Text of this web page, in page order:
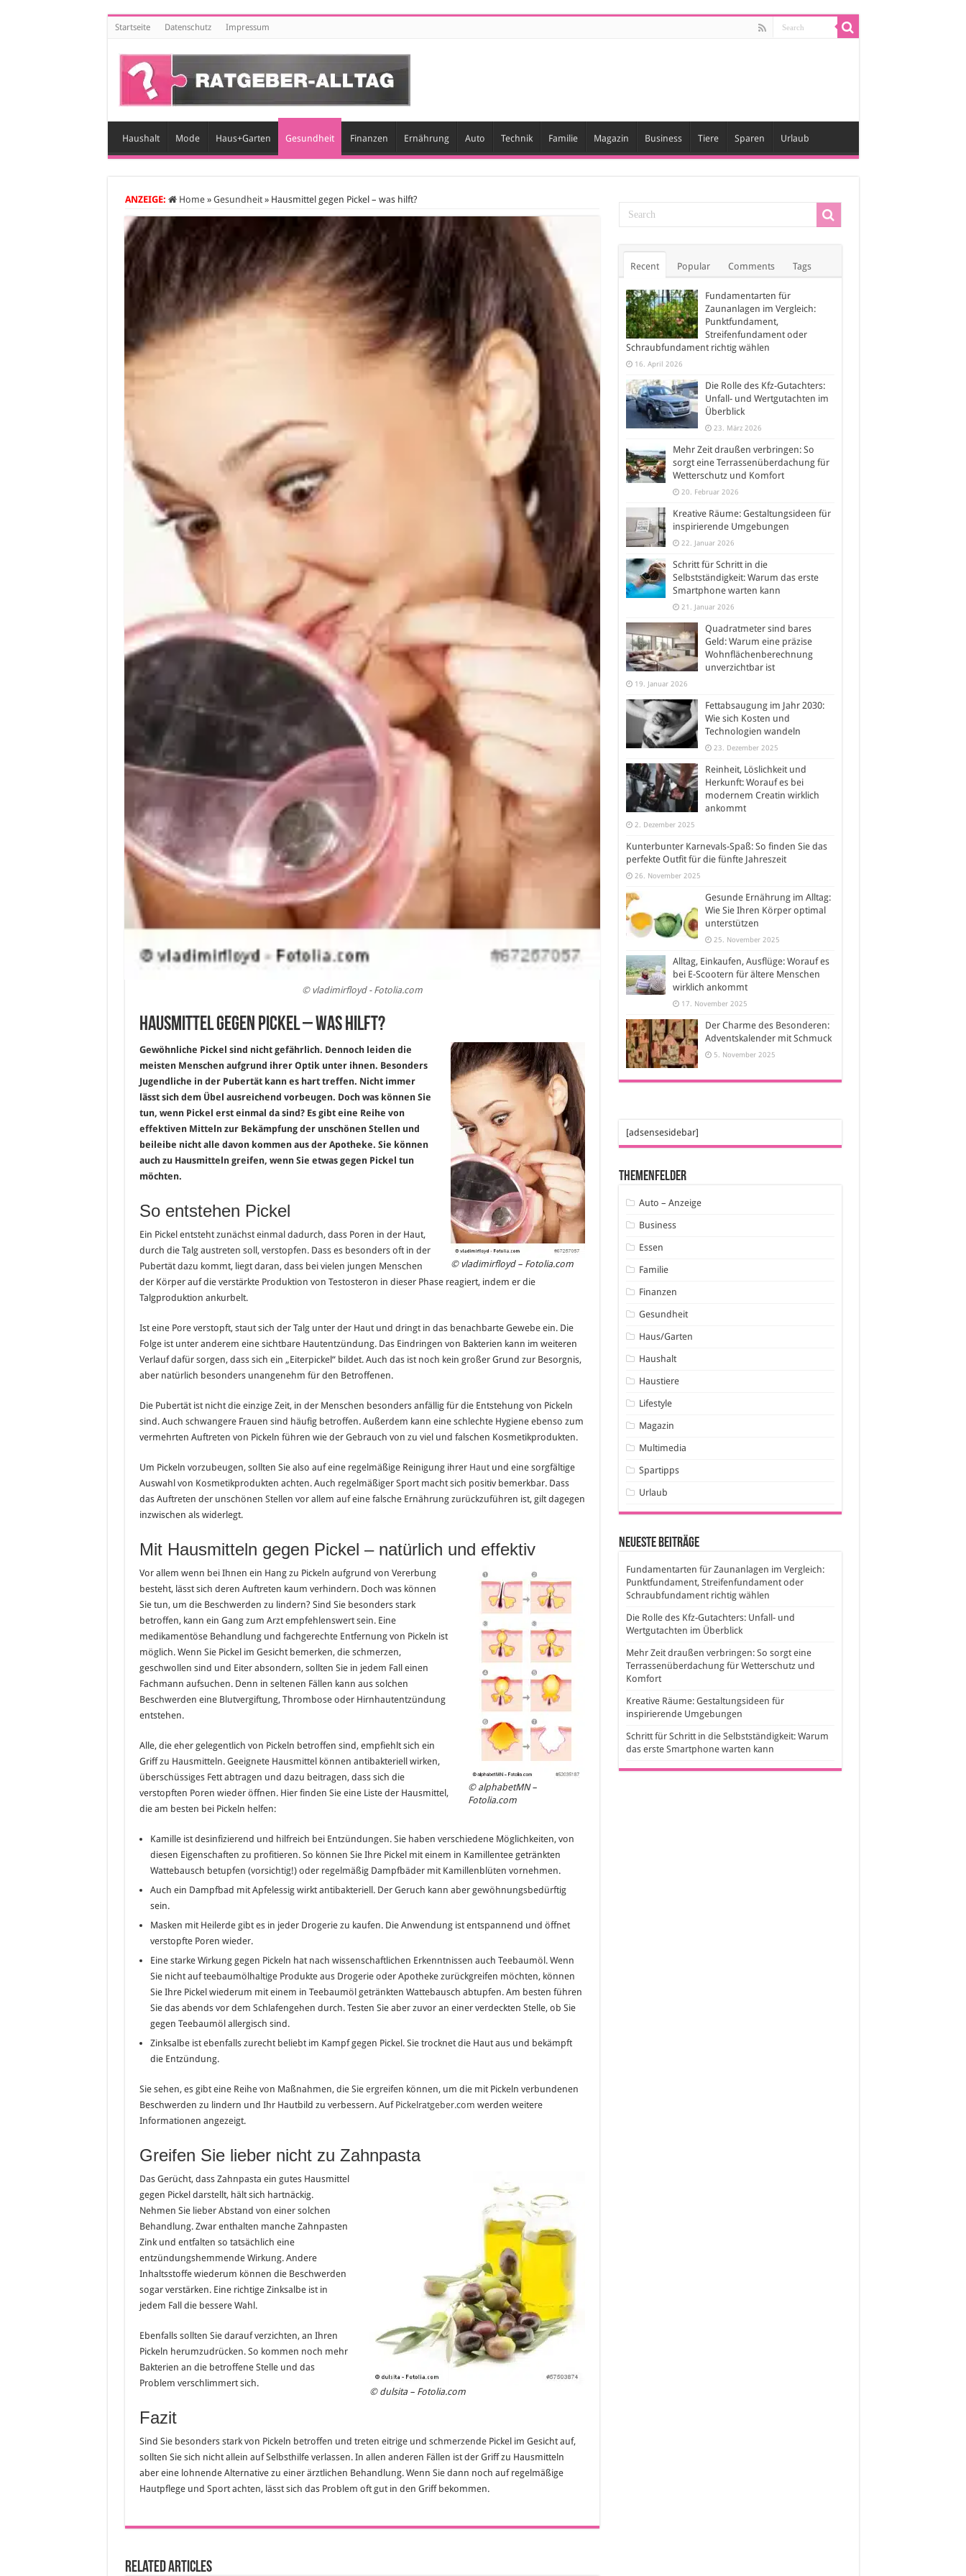
Startseite Datenschutz Impressum
Haushalt Mode Haus+Garten Gesundheit Finanzen Ernährung Auto Technik Familie Magazin Business Tiere Sparen Urlaub
ANZEIGE: Home » Gesundheit » Hausmittel gegen Pickel – was hilft?
© vladimirfloyd - Fotolia.com
Hausmittel gegen Pickel – was hilft?
© vladimirfloyd – Fotolia.com
Gewöhnliche Pickel sind nicht gefährlich. Dennoch leiden die
meisten Menschen aufgrund ihrer Optik unter ihnen. Besonders
Jugendliche in der Pubertät kann es hart treffen. Nicht immer
lässt sich dem Übel ausreichend vorbeugen. Doch was können Sie
tun, wenn Pickel erst einmal da sind? Es gibt eine Reihe von
effektiven Mitteln zur Bekämpfung der unschönen Stellen und
beileibe nicht alle davon kommen aus der Apotheke. Sie können
auch zu Hausmitteln greifen, wenn Sie etwas gegen Pickel tun
möchten.
So entstehen Pickel
Ein Pickel entsteht zunächst einmal dadurch, dass Poren in der Haut,
durch die Talg austreten soll, verstopfen. Dass es besonders oft in der
Pubertät dazu kommt, liegt daran, dass bei vielen jungen Menschen
der Körper auf die verstärkte Produktion von Testosteron in dieser Phase reagiert, indem er die
Talgproduktion ankurbelt.
Ist eine Pore verstopft, staut sich der Talg unter der Haut und dringt in das benachbarte Gewebe ein. Die
Folge ist unter anderem eine sichtbare Hautentzündung. Das Eindringen von Bakterien kann im weiteren
Verlauf dafür sorgen, dass sich ein „Eiterpickel“ bildet. Auch das ist noch kein großer Grund zur Besorgnis,
aber natürlich besonders unangenehm für den Betroffenen.
Die Pubertät ist nicht die einzige Zeit, in der Menschen besonders anfällig für die Entstehung von Pickeln
sind. Auch schwangere Frauen sind häufig betroffen. Außerdem kann eine schlechte Hygiene ebenso zum
vermehrten Auftreten von Pickeln führen wie der Gebrauch von zu viel und falschen Kosmetikprodukten.
Um Pickeln vorzubeugen, sollten Sie also auf eine regelmäßige Reinigung ihrer Hautund eine sorgfältige
Auswahl von Kosmetikprodukten achten. Auch regelmäßiger Sport macht sich positiv bemerkbar. Dass
das Auftreten der unschönen Stellen vor allem auf eine falsche Ernährung zurückzuführen ist, gilt dagegen
inzwischen als widerlegt.
Mit Hausmitteln gegen Pickel – natürlich und effektiv
© alphabetMN –
Fotolia.com
Vor allem wenn bei Ihnen ein Hang zu Pickeln aufgrund von Vererbung
besteht, lässt sich deren Auftreten kaum verhindern. Doch was können
Sie tun, um die Beschwerden zu lindern? Sind Sie besonders stark
betroffen, kann ein Gang zum Arzt empfehlenswert sein. Eine
medikamentöse Behandlung und fachgerechte Entfernung von Pickeln ist
möglich. Wenn Sie Pickel im Gesicht bemerken, die schmerzen,
geschwollen sind und Eiter absondern, sollten Sie in jedem Fall einen
Fachmann aufsuchen. Denn in seltenen Fällen kann aus solchen
Beschwerden eine Blutvergiftung, Thrombose oder Hirnhautentzündung
entstehen.
Alle, die eher gelegentlich von Pickeln betroffen sind, empfiehlt sich ein
Griff zu Hausmitteln. Geeignete Hausmittel können antibakteriell wirken,
überschüssiges Fett abtragen und dazu beitragen, dass sich die
verstopften Poren wieder öffnen. Hier finden Sie eine Liste der Hausmittel,
die am besten bei Pickeln helfen:
Kamille ist desinfizierend und hilfreich bei Entzündungen. Sie haben verschiedene Möglichkeiten, von
diesen Eigenschaften zu profitieren. So können Sie Ihre Pickel mit einem in Kamillentee getränkten
Wattebausch betupfen (vorsichtig!) oder regelmäßig Dampfbäder mit Kamillenblüten vornehmen.
Auch ein Dampfbad mit Apfelessig wirkt antibakteriell. Der Geruch kann aber gewöhnungsbedürftig
sein.
Masken mit Heilerde gibt es in jeder Drogerie zu kaufen. Die Anwendung ist entspannend und öffnet
verstopfte Poren wieder.
Eine starke Wirkung gegen Pickeln hat nach wissenschaftlichen Erkenntnissen auch Teebaumöl. Wenn
Sie nicht auf teebaumölhaltige Produkte aus Drogerie oder Apotheke zurückgreifen möchten, können
Sie Ihre Pickel wiederum mit einem in Teebaumöl getränkten Wattebausch abtupfen. Am besten führen
Sie das abends vor dem Schlafengehen durch. Testen Sie aber zuvor an einer verdeckten Stelle, ob Sie
gegen Teebaumöl allergisch sind.
Zinksalbe ist ebenfalls zurecht beliebt im Kampf gegen Pickel. Sie trocknet die Haut aus und bekämpft
die Entzündung.
Sie sehen, es gibt eine Reihe von Maßnahmen, die Sie ergreifen können, um die mit Pickeln verbundenen
Beschwerden zu lindern und Ihr Hautbild zu verbessern. Auf Pickelratgeber.com werden weitere
Informationen angezeigt.
Greifen Sie lieber nicht zu Zahnpasta
© dulsita – Fotolia.com
Das Gerücht, dass Zahnpasta ein gutes Hausmittel
gegen Pickel darstellt, hält sich hartnäckig.
Nehmen Sie lieber Abstand von einer solchen
Behandlung. Zwar enthalten manche Zahnpasten
Zink und entfalten so tatsächlich eine
entzündungshemmende Wirkung. Andere
Inhaltsstoffe wiederum können die Beschwerden
sogar verstärken. Eine richtige Zinksalbe ist in
jedem Fall die bessere Wahl.
Ebenfalls sollten Sie darauf verzichten, an Ihren
Pickeln herumzudrücken. So kommen noch mehr
Bakterien an die betroffene Stelle und das
Problem verschlimmert sich.
Fazit
Sind Sie besonders stark von Pickeln betroffen und treten eitrige und schmerzende Pickel im Gesicht auf,
sollten Sie sich nicht allein auf Selbsthilfe verlassen. In allen anderen Fällen ist der Griff zu Hausmitteln
aber eine lohnende Alternative zu einer ärztlichen Behandlung. Wenn Sie dann noch auf regelmäßige
Hautpflege und Sport achten, lässt sich das Problem oft gut in den Griff bekommen.
Related Articles
Recent Popular Comments Tags
Fundamentarten für
Zaunanlagen im Vergleich:
Punktfundament,
Streifenfundament oder
Schraubfundament richtig wählen
16. April 2026
Die Rolle des Kfz-Gutachters:
Unfall- und Wertgutachten im
Überblick
23. März 2026
Mehr Zeit draußen verbringen: So
sorgt eine Terrassenüberdachung für
Wetterschutz und Komfort
20. Februar 2026
Kreative Räume: Gestaltungsideen für
inspirierende Umgebungen
22. Januar 2026
Schritt für Schritt in die
Selbstständigkeit: Warum das erste
Smartphone warten kann
21. Januar 2026
Quadratmeter sind bares
Geld: Warum eine präzise
Wohnflächenberechnung
unverzichtbar ist
19. Januar 2026
Fettabsaugung im Jahr 2030:
Wie sich Kosten und
Technologien wandeln
23. Dezember 2025
Reinheit, Löslichkeit und
Herkunft: Worauf es bei
modernem Creatin wirklich
ankommt
2. Dezember 2025
Kunterbunter Karnevals-Spaß: So finden Sie das
perfekte Outfit für die fünfte Jahreszeit
26. November 2025
Gesunde Ernährung im Alltag:
Wie Sie Ihren Körper optimal
unterstützen
25. November 2025
Alltag, Einkaufen, Ausflüge: Worauf es
bei E-Scootern für ältere Menschen
wirklich ankommt
17. November 2025
Der Charme des Besonderen:
Adventskalender mit Schmuck
5. November 2025
[adsensesidebar]
Themenfelder
Auto – Anzeige
Business
Essen
Familie
Finanzen
Gesundheit
Haus/Garten
Haushalt
Haustiere
Lifestyle
Magazin
Multimedia
Spartipps
Urlaub
Neueste Beiträge
Fundamentarten für Zaunanlagen im Vergleich:
Punktfundament, Streifenfundament oder
Schraubfundament richtig wählen
Die Rolle des Kfz-Gutachters: Unfall- und
Wertgutachten im Überblick
Mehr Zeit draußen verbringen: So sorgt eine
Terrassenüberdachung für Wetterschutz und
Komfort
Kreative Räume: Gestaltungsideen für
inspirierende Umgebungen
Schritt für Schritt in die Selbstständigkeit: Warum
das erste Smartphone warten kann